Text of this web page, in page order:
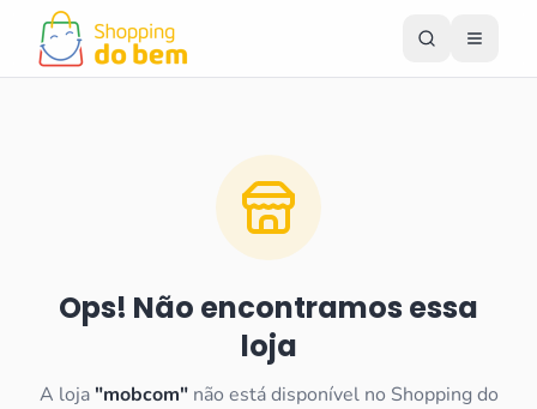
Ops! Não encontramos essa
loja
A loja "mobcom"não está disponível no Shopping do